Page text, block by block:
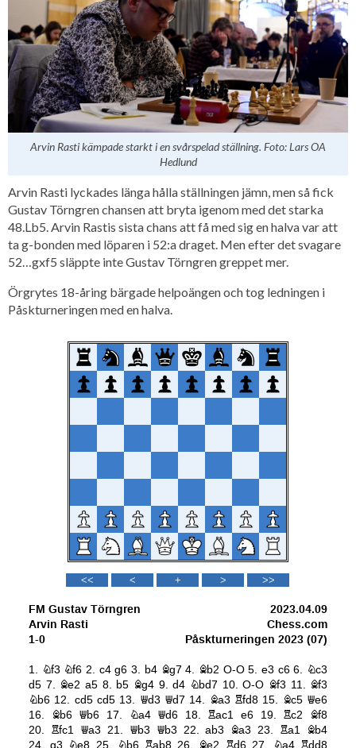
Arvin Rasti kämpade starkt i en svårspelad ställning. Foto: Lars OA
Hedlund
Arvin Rasti lyckades länga hålla ställningen jämn, men så fick
Gustav Törngren chansen att bryta igenom med det starka
48.Lb5. Arvin Rastis sista chans att få med sig en halva var att
ta g-bonden med löparen i 52:a draget. Men efter det svagare
52…gxf5 släppte inte Gustav Törngren greppet mer.
Örgrytes 18-åring bärgade helpoängen och tog ledningen i
Påskturneringen med en halva.